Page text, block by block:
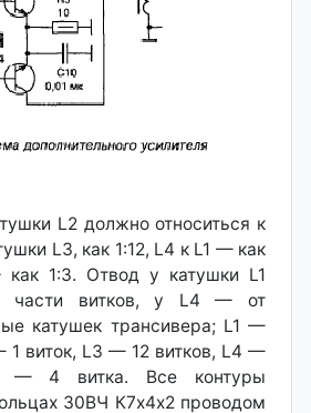
L2 должно относиться к
L3, как 1:12, L4 к L1 — как
1:3. Отвод у катушки L1
части витков, у L4 — от
катушек трансивера; L1 —
1 виток, L3 — 12 витков, L4 —
— 4 витка. Все контуры
30ВЧ К7х4х2 проводом